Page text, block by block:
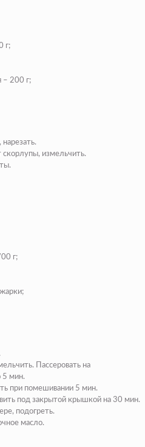
г;
– 200 г;
скорлупы, измельчить.
г;
Пассеровать на
5 мин.
при помешивании 5 мин.
под закрытой крышкой на 30 мин.
подогреть.
масло.